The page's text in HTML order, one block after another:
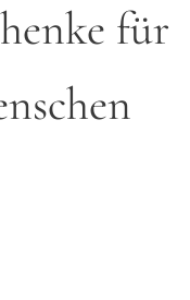
für